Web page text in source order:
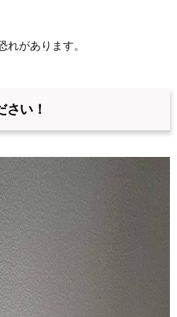
れがあります。
い！